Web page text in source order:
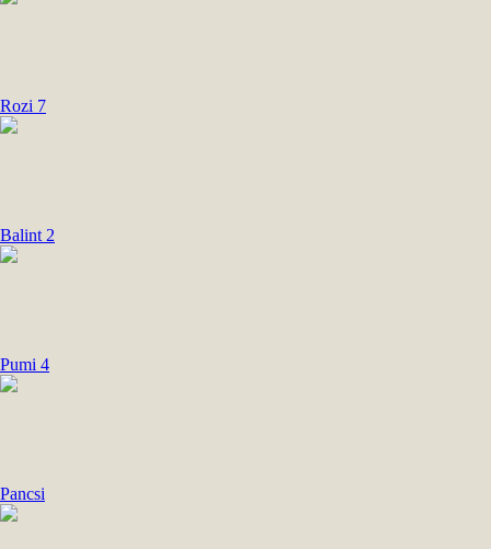
Rozi 7
Balint 2
Pumi 4
Pancsi